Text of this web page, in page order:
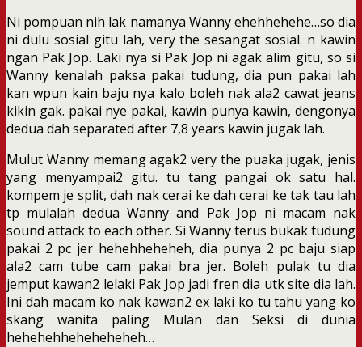
Ni pompuan nih lak namanya Wanny ehehhehehe…so dia
ni dulu sosial gitu lah, very the sesangat sosial. n kawin
ngan Pak Jop. Laki nya si Pak Jop ni agak alim gitu, so si
Wanny kenalah paksa pakai tudung, dia pun pakai lah
kan wpun kain baju nya kalo boleh nak ala2 cawat jeans
kikin gak. pakai nye pakai, kawin punya kawin, dengonya
dedua dah separated after 7,8 years kawin jugak lah.
Mulut Wanny memang agak2 very the puaka jugak, jenis
yang menyampai2 gitu. tu tang pangai ok satu hal.
kompem je split, dah nak cerai ke dah cerai ke tak tau lah
tp mulalah dedua Wanny and Pak Jop ni macam nak
sound attack to each other. Si Wanny terus bukak tudung
pakai 2 pc jer hehehheheheh, dia punya 2 pc baju siap
ala2 cam tube cam pakai bra jer. Boleh pulak tu dia
jemput kawan2 lelaki Pak Jop jadi fren dia utk site dia lah.
Ini dah macam ko nak kawan2 ex laki ko tu tahu yang ko
skang wanita paling Mulan dan Seksi di dunia
hehehehheheheheheh…